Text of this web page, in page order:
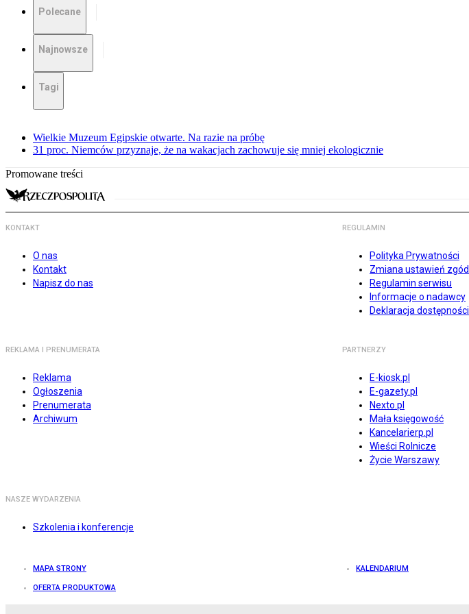
Polecane
Najnowsze
Tagi
Wielkie Muzeum Egipskie otwarte. Na razie na próbę
31 proc. Niemców przyznaje, że na wakacjach zachowuje się mniej ekologicznie
Promowane treści
KONTAKT
O nas
Kontakt
Napisz do nas
REGULAMIN
Polityka Prywatności
Zmiana ustawień zgód
Regulamin serwisu
Informacje o nadawcy
Deklaracja dostępności
REKLAMA I PRENUMERATA
Reklama
Ogłoszenia
Prenumerata
Archiwum
PARTNERZY
E-kiosk.pl
E-gazety.pl
Nexto.pl
Mała księgowość
Kancelarierp.pl
Wieści Rolnicze
Życie Warszawy
NASZE WYDARZENIA
Szkolenia i konferencje
MAPA STRONY KALENDARIUM
OFERTA PRODUKTOWA